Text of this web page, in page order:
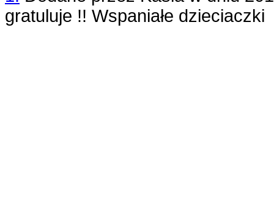
gratuluje !! Wspaniałe dzieciaczki